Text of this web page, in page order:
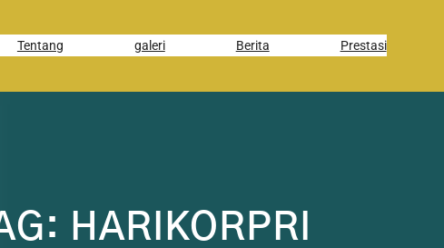
Tentang galeri Berita Prestasi
HARIKORPRI